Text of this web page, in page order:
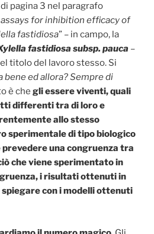
pagina 3 nel paragrafo
for inhibition efficacy of
fastidiosa” – in campo, la
fastidiosa subsp. pauca –
titolo del lavoro stesso. Si
bene ed allora? Sempre di
è che gli essere viventi, quali
differenti tra di loro e
allo stesso
sperimentale di tipo biologico
una congruenza tra
che viene sperimentato in
i risultati ottenuti in
spiegare con i modelli ottenuti